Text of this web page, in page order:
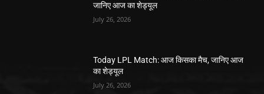
जानिए आज का शेड्यूल
July 26, 2026
Today LPL Match: आज किसका मैच, जानिए आज
का शेड्यूल
July 26, 2026